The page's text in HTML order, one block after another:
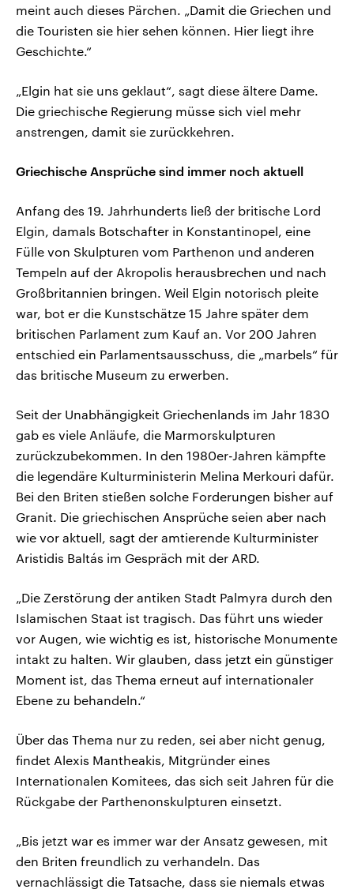
meint auch dieses Pärchen. „Damit die Griechen und
die Touristen sie hier sehen können. Hier liegt ihre
Geschichte.“
„Elgin hat sie uns geklaut“, sagt diese ältere Dame.
Die griechische Regierung müsse sich viel mehr
anstrengen, damit sie zurückkehren.
Griechische Ansprüche sind immer noch aktuell
Anfang des 19. Jahrhunderts ließ der britische Lord
Elgin, damals Botschafter in Konstantinopel, eine
Fülle von Skulpturen vom Parthenon und anderen
Tempeln auf der Akropolis herausbrechen und nach
Großbritannien bringen. Weil Elgin notorisch pleite
war, bot er die Kunstschätze 15 Jahre später dem
britischen Parlament zum Kauf an. Vor 200 Jahren
entschied ein Parlamentsausschuss, die „marbels“ für
das britische Museum zu erwerben.
Seit der Unabhängigkeit Griechenlands im Jahr 1830
gab es viele Anläufe, die Marmorskulpturen
zurückzubekommen. In den 1980er-Jahren kämpfte
die legendäre Kulturministerin Melina Merkouri dafür.
Bei den Briten stießen solche Forderungen bisher auf
Granit. Die griechischen Ansprüche seien aber nach
wie vor aktuell, sagt der amtierende Kulturminister
Aristidis Baltás im Gespräch mit der ARD.
„Die Zerstörung der antiken Stadt Palmyra durch den
Islamischen Staat ist tragisch. Das führt uns wieder
vor Augen, wie wichtig es ist, historische Monumente
intakt zu halten. Wir glauben, dass jetzt ein günstiger
Moment ist, das Thema erneut auf internationaler
Ebene zu behandeln.“
Über das Thema nur zu reden, sei aber nicht genug,
findet Alexis Mantheakis, Mitgründer eines
Internationalen Komitees, das sich seit Jahren für die
Rückgabe der Parthenonskulpturen einsetzt.
„Bis jetzt war es immer war der Ansatz gewesen, mit
den Briten freundlich zu verhandeln. Das
vernachlässigt die Tatsache, dass sie niemals etwas